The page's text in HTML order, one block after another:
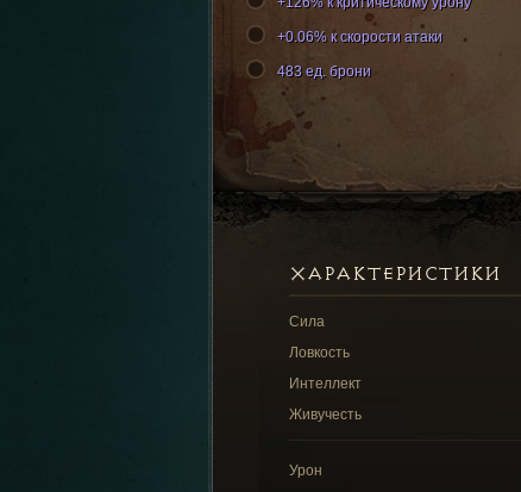
+0.06% к скорости атаки
483 ед. брони
ХАРАКТЕРИСТИКИ
Сила
Ловкость
Интеллект
Живучесть
Урон